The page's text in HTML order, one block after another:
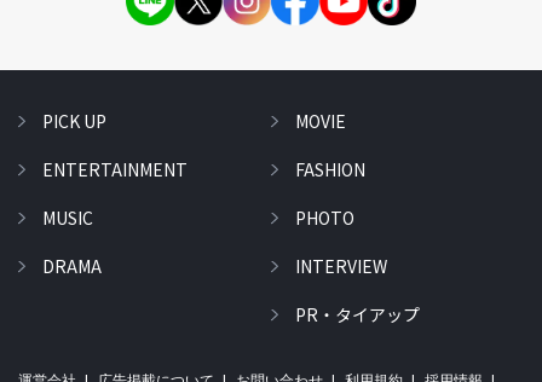
PICK UP
ENTERTAINMENT
MUSIC
DRAMA
MOVIE
FASHION
PHOTO
INTERVIEW
PR・タイアップ